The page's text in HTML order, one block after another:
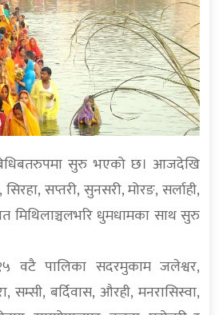
सुरु भएको छ। आजदेखि
सप्तरी, सुनसरी, मोरङ, सर्लाही,
मिथिलाञ्चलभरि धुमधामका साथ सुरु
वटै पालिका सदरमुकाम जलेश्वर,
सम्सी, बर्दिवास, औरही, मनरासिस्वा,